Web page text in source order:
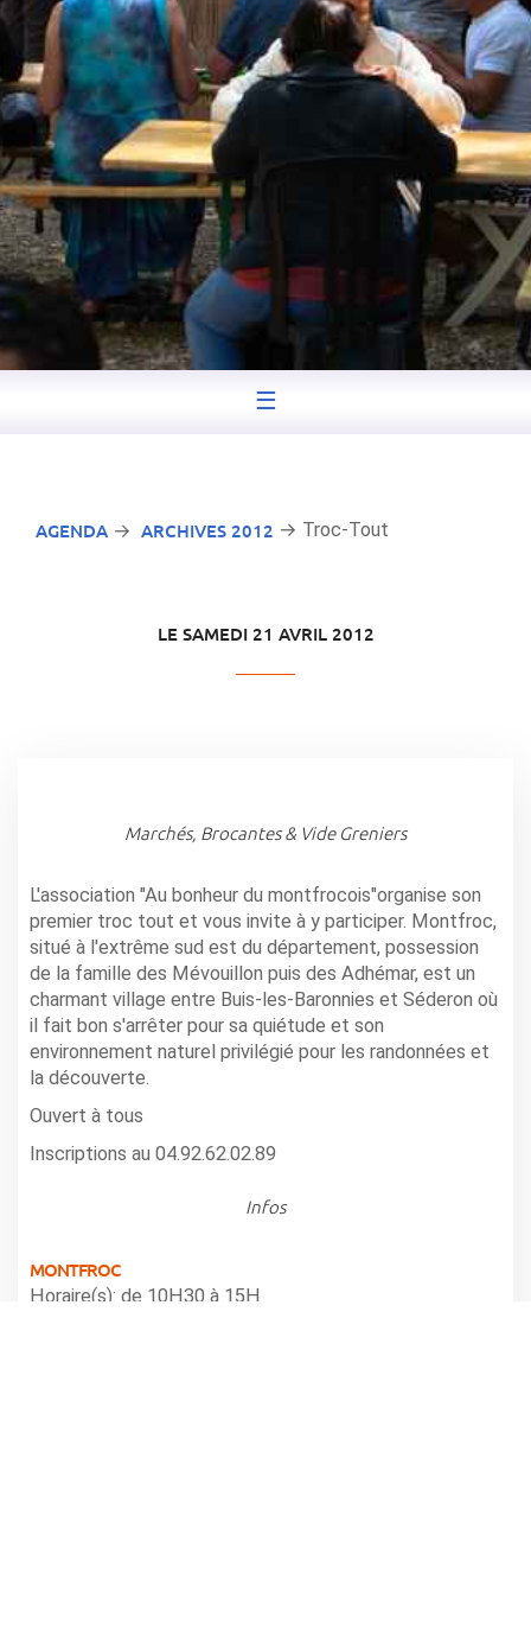
☰
AGENDA → ARCHIVES 2012 → Troc-Tout
LE SAMEDI 21 AVRIL 2012
Marchés, Brocantes & Vide Greniers
L'association "Au bonheur du montfrocois"organise son
premier troc tout et vous invite à y participer. Montfroc,
situé à l'extrême sud est du département, possession
de la famille des Mévouillon puis des Adhémar, est un
charmant village entre Buis-les-Baronnies et Séderon où
il fait bon s'arrêter pour sa quiétude et son
environnement naturel privilégié pour les randonnées et
la découverte.
Ouvert à tous
Inscriptions au 04.92.62.02.89
Infos
MONTFROC
Horaire(s): de 10H30 à 15H